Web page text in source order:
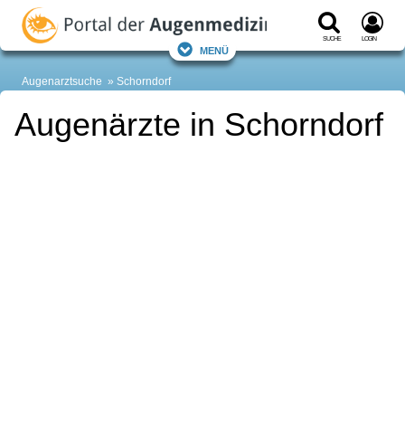
Suche Login
Menü
Augenarztsuche Schorndorf
Augenärzte in Schorndorf